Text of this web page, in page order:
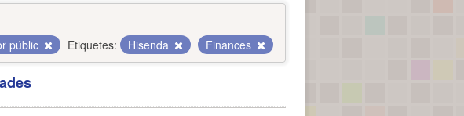
públic Etiquetes: Hisenda Finances